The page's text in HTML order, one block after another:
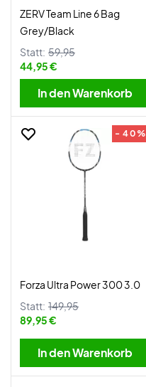
ZERV Team Line 6 Bag
Grey/Black
Statt: 59,95
44,95 €
In den Warenkorb
- 40%
Forza Ultra Power 300 3.0
Statt: 149,95
89,95 €
In den Warenkorb